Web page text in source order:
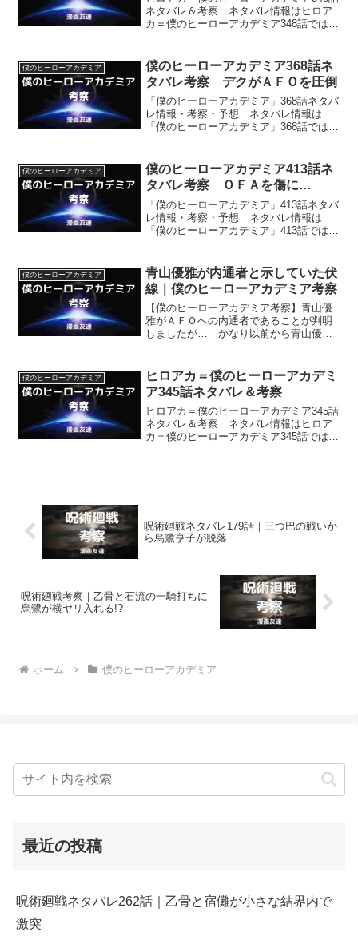
ネタバレ＆考察 ネタバレ情報はヒロア
カ＝僕のヒーローアカデミア348話では、
僕のヒーローアカデミア
僕のヒーローアカデミア368話ネ
タバレ考察 デクがＡＦＯを圧倒
「僕のヒーローアカデミア」368話ネタバ
レ情報・考察・予想 ネタバレ情報は
「僕のヒーローアカデミア」368話では死
することなどです。
僕のヒーローアカデミア
僕のヒーローアカデミア413話ネ
タバレ考察 ＯＦＡを傷に…
「僕のヒーローアカデミア」413話ネタバ
レ情報・考察・予想 ネタバレ情報は
「僕のヒーローアカデミア」413話では、
す決断をしたようです。
僕のヒーローアカデミア
青山優雅が内通者と示していた伏
線｜僕のヒーローアカデミア考察
【僕のヒーローアカデミア考察】青山優
雅がＡＦＯへの内通者であることが判明
しましたが… かなり以前から青山優雅
僕のヒーローアカデミア
ヒロアカ＝僕のヒーローアカデミ
ア345話ネタバレ＆考察
ヒロアカ＝僕のヒーローアカデミア345話
ネタバレ＆考察 ネタバレ情報はヒロア
カ＝僕のヒーローアカデミア345話では、
呪術廻戦ネタバレ179話｜三つ巴の戦いか
ら烏鷺亨子が脱落
呪術廻戦考察｜乙骨と石流の一騎打ちに
烏鷺が横ヤリ入れる!?
ホーム 僕のヒーローアカデミア
最近の投稿
呪術廻戦ネタバレ262話｜乙骨と宿儺が小さな結界内で
激突